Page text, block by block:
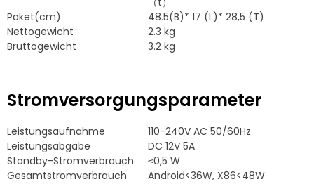
Paket(cm)
48.5(B)* 17 (L)* 28,5 (T)
Nettogewicht
2.3 kg
Bruttogewicht
3.2 kg
Stromversorgungsparameter
Leistungsaufnahme
110-240V AC 50/60Hz
Leistungsabgabe
DC 12V 5A
Standby-Stromverbrauch
≤0,5 W
Gesamtstromverbrauch
Android<36W, X86<48W